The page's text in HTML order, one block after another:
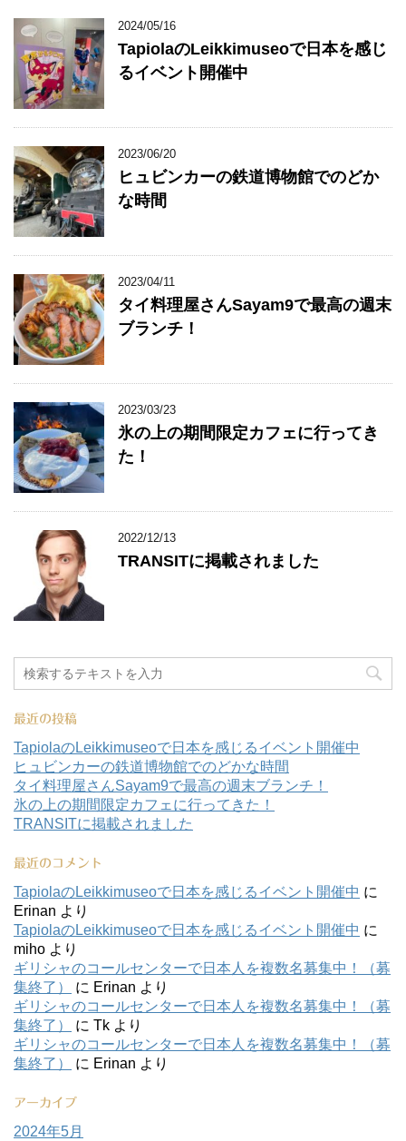
2024/05/16
TapiolaのLeikkimuseoで日本を感じ
るイベント開催中
2023/06/20
ヒュビンカーの鉄道博物館でのどか
な時間
2023/04/11
タイ料理屋さんSayam9で最高の週末
ブランチ！
2023/03/23
氷の上の期間限定カフェに行ってき
た！
2022/12/13
TRANSITに掲載されました
最近の投稿
TapiolaのLeikkimuseoで日本を感じるイベント開催中
ヒュビンカーの鉄道博物館でのどかな時間
タイ料理屋さんSayam9で最高の週末ブランチ！
氷の上の期間限定カフェに行ってきた！
TRANSITに掲載されました
最近のコメント
TapiolaのLeikkimuseoで日本を感じるイベント開催中 に
Erinan より
TapiolaのLeikkimuseoで日本を感じるイベント開催中 に
miho より
ギリシャのコールセンターで日本人を複数名募集中！（募
集終了）
に Erinan より
ギリシャのコールセンターで日本人を複数名募集中！（募
集終了）
に Tk より
ギリシャのコールセンターで日本人を複数名募集中！（募
集終了）
に Erinan より
アーカイブ
2024年5月